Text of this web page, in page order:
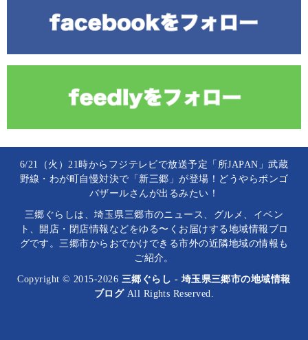
6/21（火）21時からフジテレビで放送予定「所JAPAN」武蔵
野線・わが町自慢対決で「新三郷」が登場！どうやらボンゴ
バザールさんが出るみたい！
三郷ぐらしは、埼玉県三郷市のニュース、グルメ、イベン
ト、開店・閉店情報などをゆる〜くお届けする地域情報ブロ
グです。三郷市からおでかけできる市外の近隣地域の情報も
ご紹介。
Copyright © 2015-2026 三郷ぐらし - 埼玉県三郷市の地域情報
ブログAll Rights Reserved.